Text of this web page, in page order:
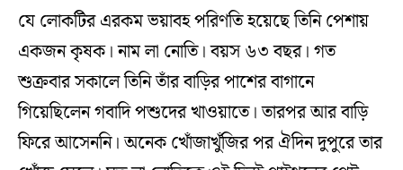
যে লোকটির এরকম ভয়াবহ পরিণতি হয়েছে তিনি পেশায়
একজন কৃষক। নাম লা নোতি। বয়স ৬৩ বছর। গত
শুক্রবার সকালে তিনি তাঁর বাড়ির পাশের বাগানে
গিয়েছিলেন গবাদি পশুদের খাওয়াতে। তারপর আর বাড়ি
ফিরে আসেননি। অনেক খোঁজাখুঁজির পর ঐদিন দুপুরে তার